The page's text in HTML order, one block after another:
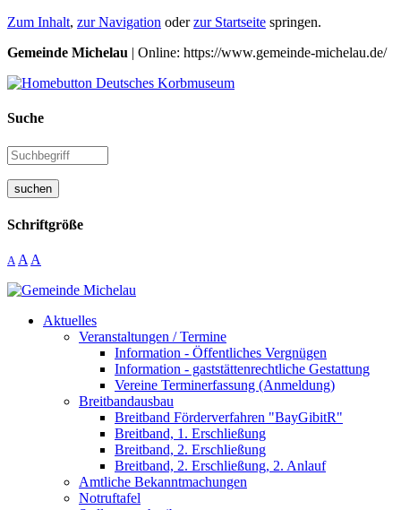
Zum Inhalt, zur Navigation oderzur Startseite springen.
Gemeinde Michelau | Online: https://www.gemeinde-michelau.de/
Suche
suchen
Schriftgröße
A A A
Aktuelles
Veranstaltungen / Termine
Information - Öffentliches Vergnügen
Information - gaststättenrechtliche Gestattung
Vereine Terminerfassung (Anmeldung)
Breitbandausbau
Breitband Förderverfahren "BayGibitR"
Breitband, 1. Erschließung
Breitband, 2. Erschließung
Breitband, 2. Erschließung, 2. Anlauf
Amtliche Bekanntmachungen
Notruftafel